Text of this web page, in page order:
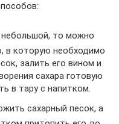
то можно
в которую необходимо
залить его вином и
сахара готовую
в тару с напитком.
сахарный песок, а